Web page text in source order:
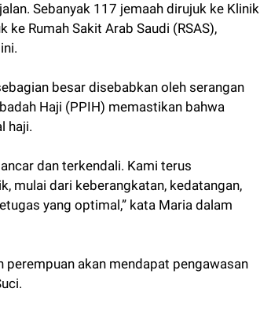
Sebanyak 117 jemaah dirujuk ke Klinik
Rumah Sakit Arab Saudi (RSAS),
besar disebabkan oleh serangan
Haji (PPIH) memastikan bahwa
haji.
dan terkendali. Kami terus
mulai dari keberangkatan, kedatangan,
yang optimal,” kata Maria dalam
perempuan akan mendapat pengawasan